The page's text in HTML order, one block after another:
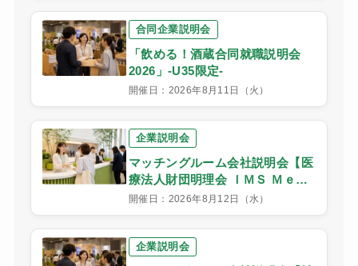
合同企業説明会
「飲める！酒蔵合同就職説明会
2026」-U35限定-
開催日：2026年8月11日（火）
企業説明会
マッチングルーム会社説明会【医
療法人財団明理会 ＩＭＳ Ｍｅ－
Ｌｉｆｅクリニック渋谷】
開催日：2026年8月12日（水）
企業説明会